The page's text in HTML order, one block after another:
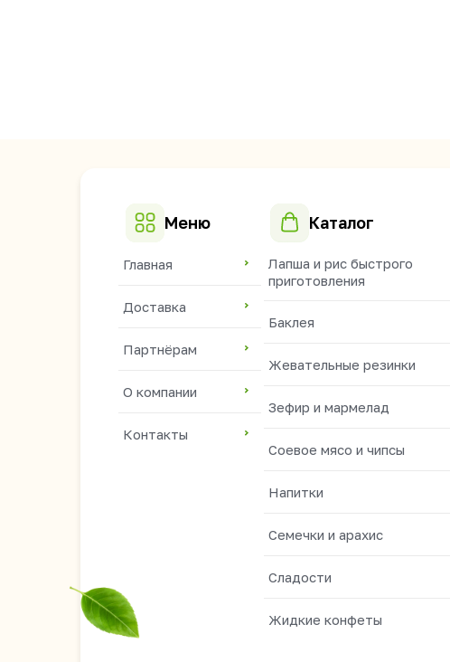
Меню
Главная
Доставка
Партнёрам
О компании
Контакты
Каталог
Лапша и рис быстрого
приготовления
Баклея
Жевательные резинки
Зефир и мармелад
Соевое мясо и чипсы
Напитки
Семечки и арахис
Сладости
Жидкие конфеты